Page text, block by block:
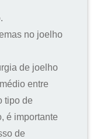
no joelho
de joelho
entre
tipo de
é importante
de